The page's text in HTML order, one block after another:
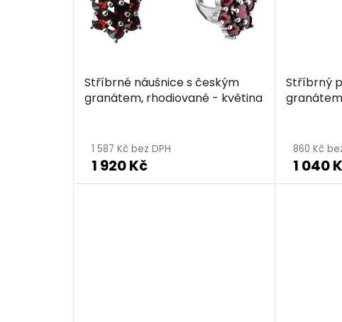
Stříbrné náušnice s českým
granátem, rhodiované - květina
1 587 Kč bez DPH
1 920 Kč
Stříbrný
860 Kč
1 040